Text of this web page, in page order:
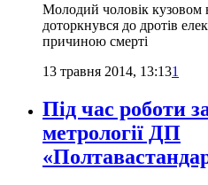
Молодий чоловік кузовом
доторкнувся до дротів
причиною смерті
13 травня 2014, 13:131
Під час роботи
метрології ДП